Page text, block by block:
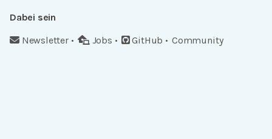
Dabei sein
Newsletter
Jobs GitHub Community